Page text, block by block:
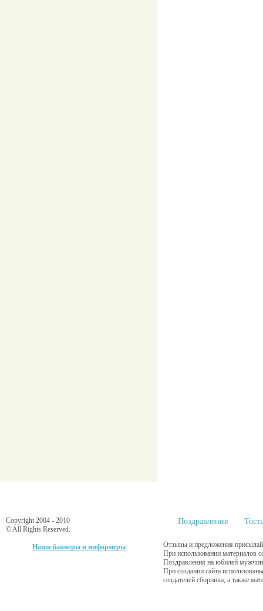
Copyright 2004 - 2010
© All Rights Reserved.
Наши баннеры и информеры
Поздравления
Отзывы и предложения
При использовании материалов
Поздравления на юбилей
При создании сайта
создателей сборника, а также